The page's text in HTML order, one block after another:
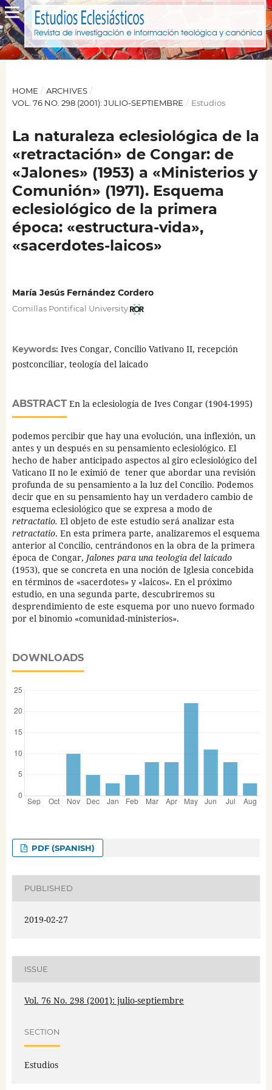
HOME / ARCHIVES /
VOL. 76 NO. 298 (2001): JULIO-SEPTIEMBRE / Estudios
La naturaleza eclesiológica de la
«retractación» de Congar: de
«Jalones» (1953) a «Ministerios y
Comunión» (1971). Esquema
eclesiológico de la primera
época: «estructura-vida»,
«sacerdotes-laicos»
María Jesús Fernández Cordero
Comillas Pontifical University
Keywords: Ives Congar, Concilio Vativano II, recepción
postconciliar, teología del laicado
ABSTRACTEn la eclesiología de Ives Congar (1904-1995)
podemos percibir que hay una evolución, una inflexión, un
antes y un después en su pensamiento eclesiológico. El
hecho de haber anticipado aspectos al giro eclesiológico del
Vaticano II no le eximió de tener que abordar una revisión
profunda de su pensamiento a la luz del Concilio. Podemos
decir que en su pensamiento hay un verdadero cambio de
esquema eclesiológico que se expresa a modo de
retractatio. El objeto de este estudio será analizar esta
retractatio. En esta primera parte, analizaremos el esquema
anterior al Concilio, centrándonos en la obra de la primera
época de Congar, Jalones para una teología del laicado
(1953), que se concreta en una noción de Iglesia concebida
en términos de «sacerdotes» y «laicos». En el próximo
estudio, en una segunda parte, descubriremos su
desprendimiento de este esquema por uno nuevo formado
por el binomio «comunidad-ministerios».
DOWNLOADS
PDF (SPANISH)
PUBLISHED
2019-02-27
ISSUE
Vol. 76 No. 298 (2001): julio-septiembre
SECTION
Estudios